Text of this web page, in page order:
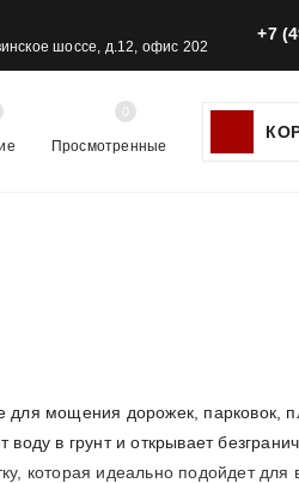
шоссе, д.12, офис 202
+7
Просмотренные
0
для мощения дорожек, парковок,
в грунт и открывает
которая идеально подойдет для